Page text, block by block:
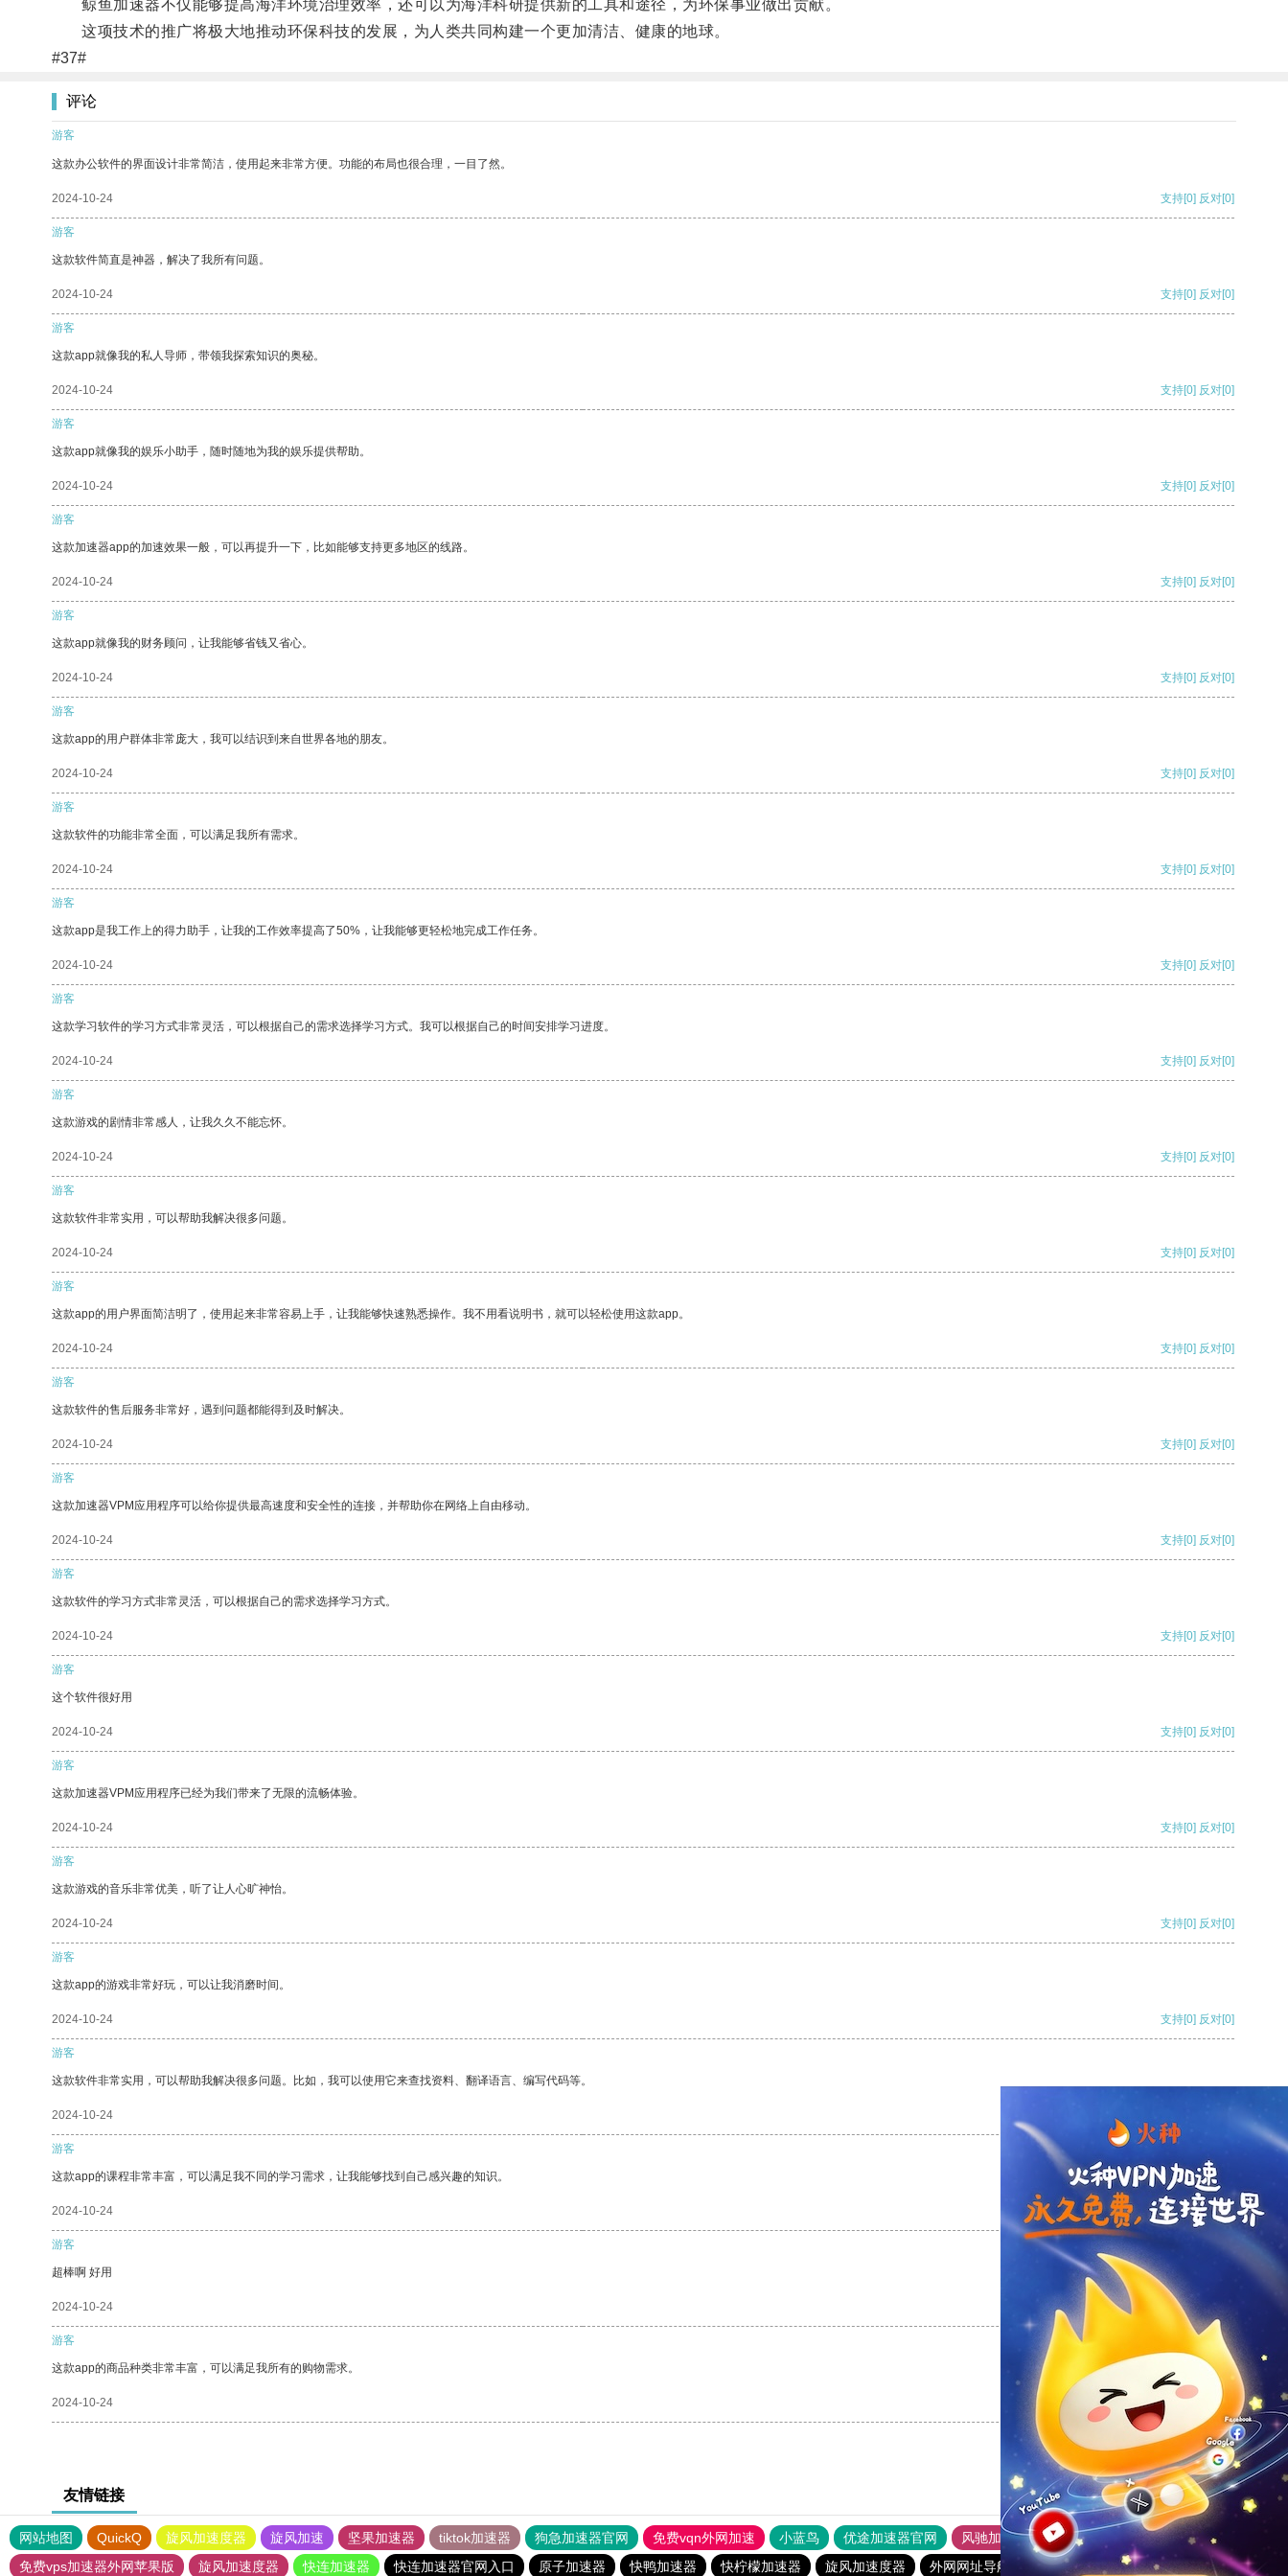
鲸鱼加速器不仅能够提高海洋环境治理效率，还可以为海洋科研提供新的工具和途径，为环保事业做出贡献。
这项技术的推广将极大地推动环保科技的发展，为人类共同构建一个更加清洁、健康的地球。
#37#
评论
游客
这款办公软件的界面设计非常简洁，使用起来非常方便。功能的布局也很合理，一目了然。
2024-10-24 支持[0] 反对[0]
游客
这款软件简直是神器，解决了我所有问题。
2024-10-24 支持[0] 反对[0]
游客
这款app就像我的私人导师，带领我探索知识的奥秘。
2024-10-24 支持[0] 反对[0]
游客
这款app就像我的娱乐小助手，随时随地为我的娱乐提供帮助。
2024-10-24 支持[0] 反对[0]
游客
这款加速器app的加速效果一般，可以再提升一下，比如能够支持更多地区的线路。
2024-10-24 支持[0] 反对[0]
游客
这款app就像我的财务顾问，让我能够省钱又省心。
2024-10-24 支持[0] 反对[0]
游客
这款app的用户群体非常庞大，我可以结识到来自世界各地的朋友。
2024-10-24 支持[0] 反对[0]
游客
这款软件的功能非常全面，可以满足我所有需求。
2024-10-24 支持[0] 反对[0]
游客
这款app是我工作上的得力助手，让我的工作效率提高了50%，让我能够更轻松地完成工作任务。
2024-10-24 支持[0] 反对[0]
游客
这款学习软件的学习方式非常灵活，可以根据自己的需求选择学习方式。我可以根据自己的时间安排学习进度。
2024-10-24 支持[0] 反对[0]
游客
这款游戏的剧情非常感人，让我久久不能忘怀。
2024-10-24 支持[0] 反对[0]
游客
这款软件非常实用，可以帮助我解决很多问题。
2024-10-24 支持[0] 反对[0]
游客
这款app的用户界面简洁明了，使用起来非常容易上手，让我能够快速熟悉操作。我不用看说明书，就可以轻松使用这款app。
2024-10-24 支持[0] 反对[0]
游客
这款软件的售后服务非常好，遇到问题都能得到及时解决。
2024-10-24 支持[0] 反对[0]
游客
这款加速器VPM应用程序可以给你提供最高速度和安全性的连接，并帮助你在网络上自由移动。
2024-10-24 支持[0] 反对[0]
游客
这款软件的学习方式非常灵活，可以根据自己的需求选择学习方式。
2024-10-24 支持[0] 反对[0]
游客
这个软件很好用
2024-10-24 支持[0] 反对[0]
游客
这款加速器VPM应用程序已经为我们带来了无限的流畅体验。
2024-10-24 支持[0] 反对[0]
游客
这款游戏的音乐非常优美，听了让人心旷神怡。
2024-10-24 支持[0] 反对[0]
游客
这款app的游戏非常好玩，可以让我消磨时间。
2024-10-24 支持[0] 反对[0]
游客
这款软件非常实用，可以帮助我解决很多问题。比如，我可以使用它来查找资料、翻译语言、编写代码等。
2024-10-24
游客
这款app的课程非常丰富，可以满足我不同的学习需求，让我能够找到自己感兴趣的知识。
2024-10-24 支持 [0] 反对[0]
游客
超棒啊 好用
2024-10-24 支持[0] 反对
游客
这款app的商品种类非常丰富，可以满足我所有的购物需求。
2024-10-24 支持[0] 反对[0]
友情链接
网站地图 QuickQ 旋风加速度器 旋风加速 坚果加速器 tiktok加速器 狗急加速器官网 免费vqn外网加速 小蓝鸟 优途加速器官网 风驰加速器
旋风加速器
免费vps加速器外网苹果版
旋风加速度器 快连加速器 快连加速器官网入口 原子加速器 快鸭加速器 快柠檬加速器 旋风加速度器 外网网址导航 软件中心 雷霆加速 狂飙加速器